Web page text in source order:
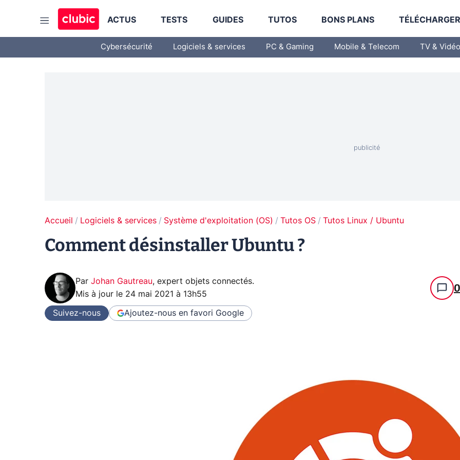
ACTUS TESTS GUIDES TUTOS BONS PLANS
Cybersécurité Logiciels & services PC & Gaming Mobile & Telecom TV & Vidéo
Accueil Logiciels & services Système d'exploitation (OS) Tutos OS Tutos Linux / Ubuntu
Comment désinstaller Ubuntu ?
Par Johan Gautreau, expert objets connectés.
Mis à jour le 24 mai 2021 à 13h55 0
Suivez-nous Ajoutez-nous en favori Google